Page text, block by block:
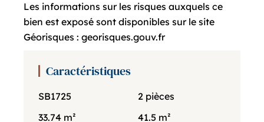
Les informations sur les risques auxquels ce
bien est exposé sont disponibles sur le site
Géorisques : georisques.gouv.fr
Caractéristiques
SB1725
2 pièces
33.74 m²
41.5 m²